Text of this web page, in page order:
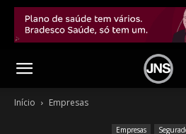
Início Empresas
Empresas